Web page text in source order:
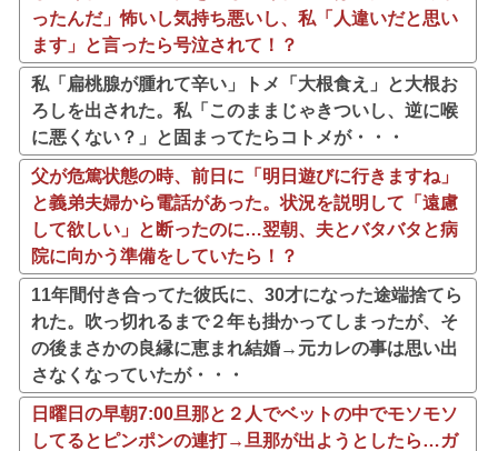
ったんだ」怖いし気持ち悪いし、私「人違いだと思い
ます」と言ったら号泣されて！？
私「扁桃腺が腫れて辛い」トメ「大根食え」と大根お
ろしを出された。私「このままじゃきついし、逆に喉
に悪くない？」と固まってたらコトメが・・・
父が危篤状態の時、前日に「明日遊びに行きますね」
と義弟夫婦から電話があった。状況を説明して「遠慮
して欲しい」と断ったのに…翌朝、夫とバタバタと病
院に向かう準備をしていたら！？
11年間付き合ってた彼氏に、30才になった途端捨てら
れた。吹っ切れるまで２年も掛かってしまったが、そ
の後まさかの良縁に恵まれ結婚→元カレの事は思い出
さなくなっていたが・・・
日曜日の早朝7:00旦那と２人でベットの中でモソモソ
してるとピンポンの連打→旦那が出ようとしたら…ガ